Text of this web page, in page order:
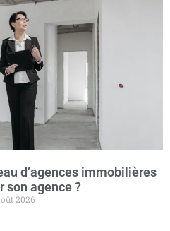
d’agences immobilières
son agence ?
2026